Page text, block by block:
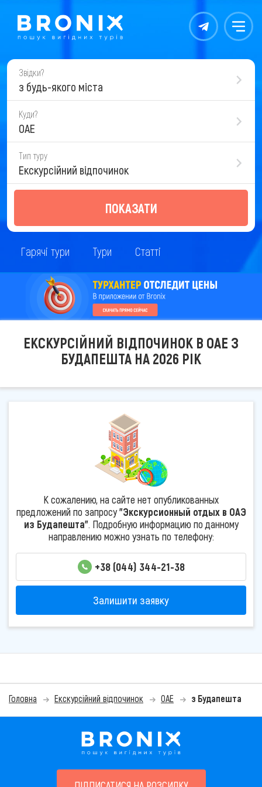
Контакты Меню
Звідки?
з будь-якого міста
Куди?
ОАЕ
Тип туру
Екскурсійний відпочинок
ПОКАЗАТИ
Гарячі тури Тури Статті
ЕКСКУРСІЙНИЙ ВІДПОЧИНОК В ОАЕ З
БУДАПЕШТА НА 2026 РІК
К сожалению, на сайте нет опубликованных
предложений по запросу"Экскурсионный отдых в ОАЭ
из Будапешта". Подробную информацию по данному
направлению можно узнать по телефону:
+38 (044) 344-21-38
Залишити заявку
Головна Екскурсійний відпочинок ОАЕ з Будапешта